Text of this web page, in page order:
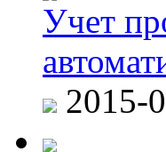
Учет
2015-